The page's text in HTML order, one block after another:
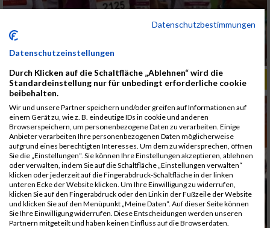
ALBUM B2RUN MÜNCHEN, B2RUN / 16.07.2019
Datenschutzbestimmungen
Datenschutzeinstellungen
Durch Klicken auf die Schaltfläche „Ablehnen“ wird die
Standardeinstellung nur für unbedingt erforderliche cookie
beibehalten.
Wir und unsere Partner speichern und/oder greifen auf Informationen auf
einem Gerät zu, wie z. B. eindeutige IDs in cookie und anderen
Browserspeichern, um personenbezogene Daten zu verarbeiten. Einige
Anbieter verarbeiten Ihre personenbezogenen Daten möglicherweise
aufgrund eines berechtigten Interesses. Um dem zu widersprechen, öffnen
Sie die „Einstellungen“. Sie können Ihre Einstellungen akzeptieren, ablehnen
oder verwalten, indem Sie auf die Schaltfläche „Einstellungen verwalten“
klicken oder jederzeit auf die Fingerabdruck-Schaltfläche in der linken
unteren Ecke der Website klicken. Um Ihre Einwilligung zu widerrufen,
klicken Sie auf den Fingerabdruck oder den Link in der Fußzeile der Website
und klicken Sie auf den Menüpunkt „Meine Daten“. Auf dieser Seite können
Sie Ihre Einwilligung widerrufen. Diese Entscheidungen werden unseren
Partnern mitgeteilt und haben keinen Einfluss auf die Browserdaten.